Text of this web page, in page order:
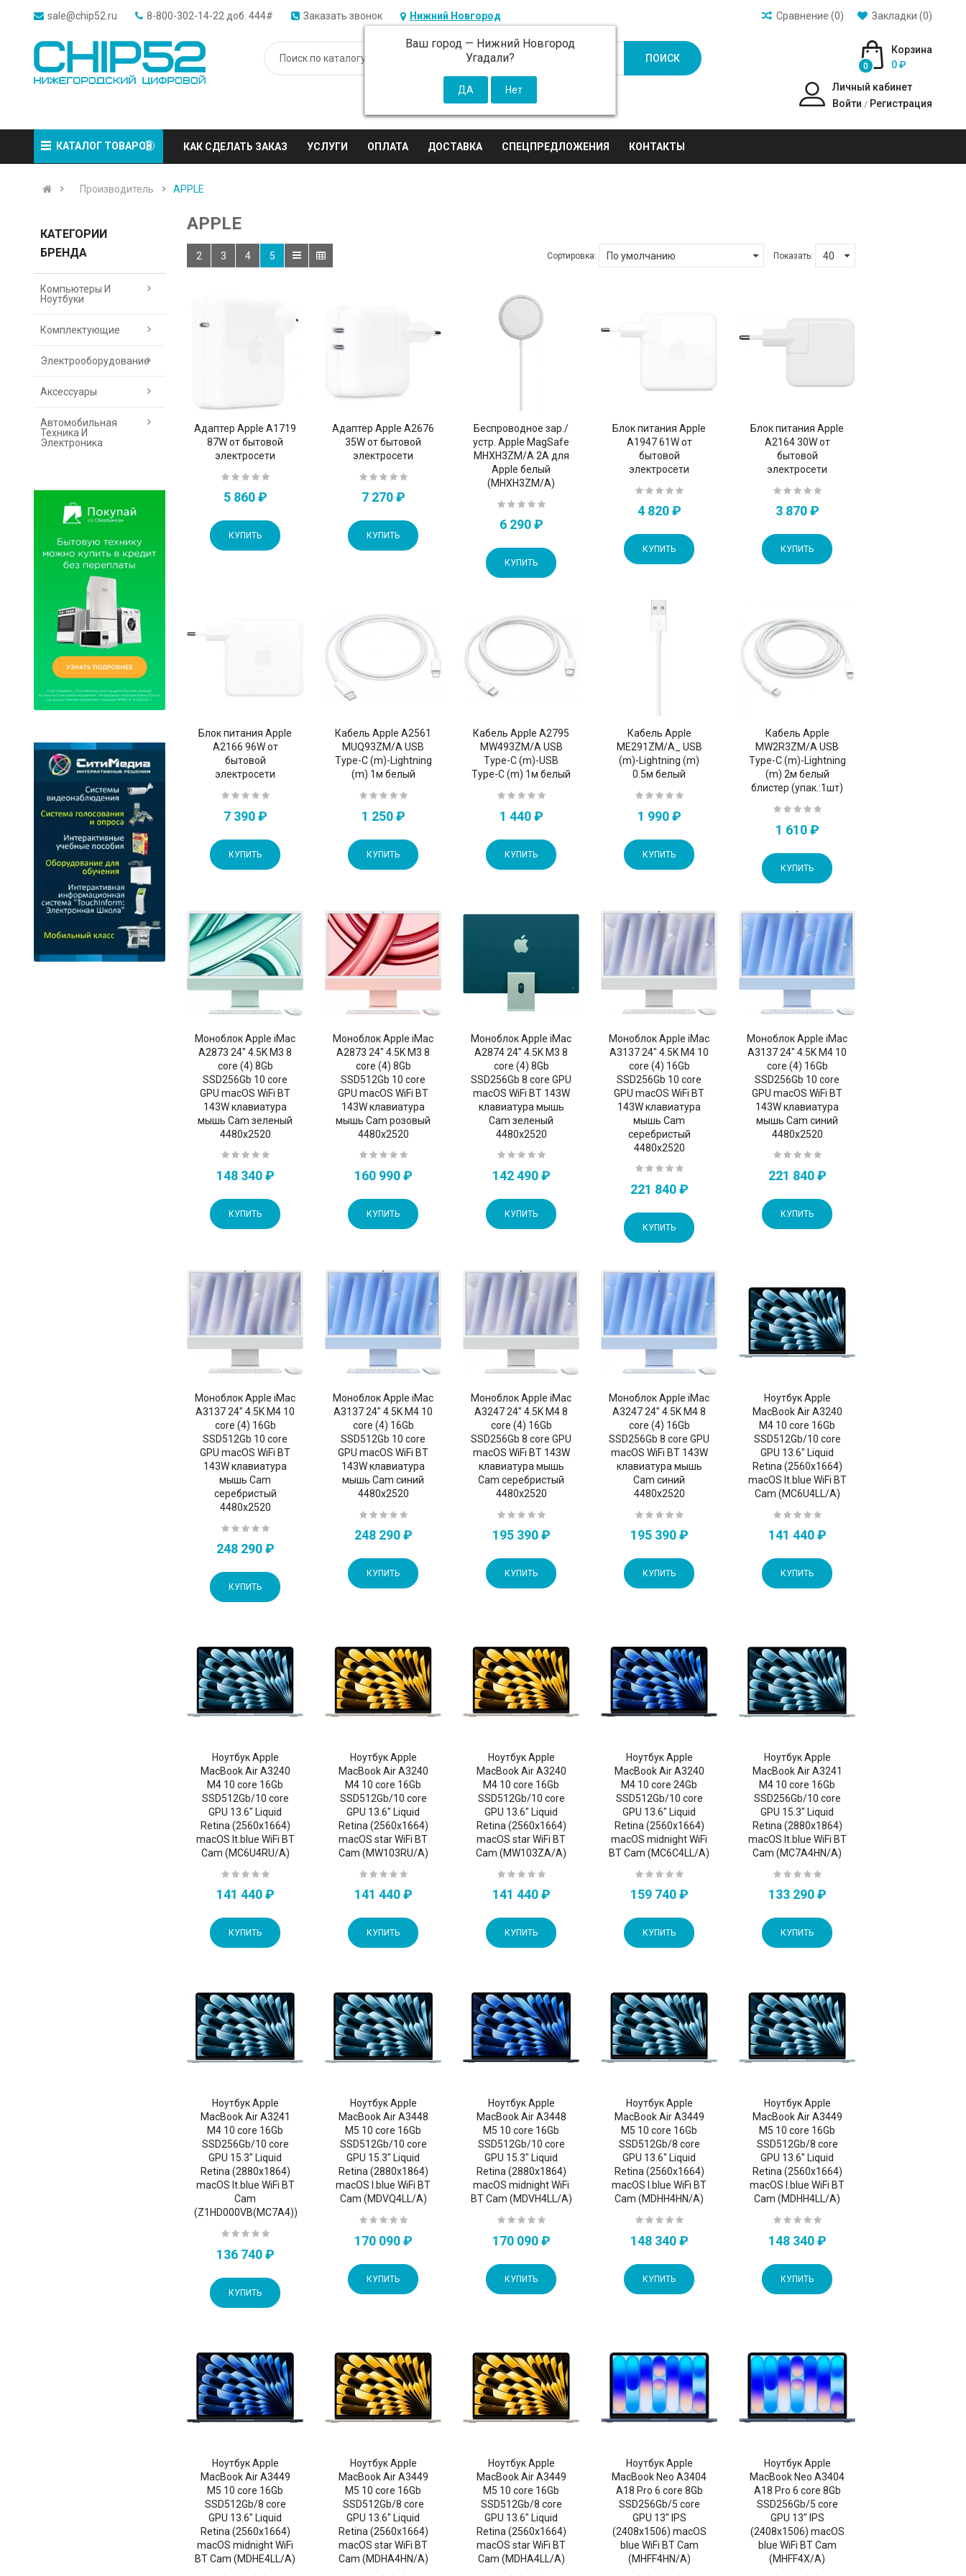
sale@chip52.ru 8-800-302-14-22 доб. 444# Заказать звонок Нижний Новгород
Ваш город — Нижний Новгород
Угадали?
Закладки (0)
Сравнение (0)
ПОИСК
Корзина
0
0 ₽
Личный кабинет
Войти / Регистрация
КАТАЛОГ ТОВАРОВ КАК СДЕЛАТЬ ЗАКАЗ УСЛУГИ ОПЛАТА ДОСТАВКА СПЕЦПРЕДЛОЖЕНИЯ КОНТАКТЫ
Производитель APPLE
КАТЕГОРИИ
БРЕНДА
Компьютеры И
Ноутбуки
Комплектующие
Электрооборудование
Аксессуары
Автомобильная
Техника И
Электроника
APPLE
2 3 4 5 Сортировка: Показать:
Адаптер Apple А1719
87W от бытовой
электросети
5 860 ₽
КУПИТЬ
Адаптер Apple А2676
35W от бытовой
электросети
7 270 ₽
КУПИТЬ
Беспроводное зар./
устр. Apple MagSafe
MHXH3ZM/A 2A для
Apple белый
(MHXH3ZM/A)
6 290 ₽
КУПИТЬ
Блок питания Apple
A1947 61W от
бытовой
электросети
4 820 ₽
КУПИТЬ
Блок питания Apple
A2164 30W от
бытовой
электросети
3 870 ₽
КУПИТЬ
Блок питания Apple
A2166 96W от
бытовой
электросети
7 390 ₽
КУПИТЬ
Кабель Apple A2561
MUQ93ZM/A USB
Type-C (m)-Lightning
(m) 1м белый
1 250 ₽
КУПИТЬ
Кабель Apple A2795
MW493ZM/A USB
Type-C (m)-USB
Type-C (m) 1м белый
1 440 ₽
КУПИТЬ
Кабель Apple
ME291ZM/A_ USB
(m)-Lightning (m)
0.5м белый
1 990 ₽
КУПИТЬ
Кабель Apple
MW2R3ZM/A USB
Type-C (m)-Lightning
(m) 2м белый
блистер (упак.:1шт)
1 610 ₽
КУПИТЬ
Моноблок Apple iMac
A2873 24" 4.5K M3 8
core (4) 8Gb
SSD256Gb 10 core
GPU macOS WiFi BT
143W клавиатура
мышь Cam зеленый
4480x2520
148 340 ₽
КУПИТЬ
Моноблок Apple iMac
A2873 24" 4.5K M3 8
core (4) 8Gb
SSD512Gb 10 core
GPU macOS WiFi BT
143W клавиатура
мышь Cam розовый
4480x2520
160 990 ₽
КУПИТЬ
Моноблок Apple iMac
A2874 24" 4.5K M3 8
core (4) 8Gb
SSD256Gb 8 core GPU
macOS WiFi BT 143W
клавиатура мышь
Cam зеленый
4480x2520
142 490 ₽
КУПИТЬ
Моноблок Apple iMac
A3137 24" 4.5K M4 10
core (4) 16Gb
SSD256Gb 10 core
GPU macOS WiFi BT
143W клавиатура
мышь Cam
серебристый
4480x2520
221 840 ₽
КУПИТЬ
Моноблок Apple iMac
A3137 24" 4.5K M4 10
core (4) 16Gb
SSD256Gb 10 core
GPU macOS WiFi BT
143W клавиатура
мышь Cam синий
4480x2520
221 840 ₽
КУПИТЬ
Моноблок Apple iMac
A3137 24" 4.5K M4 10
core (4) 16Gb
SSD512Gb 10 core
GPU macOS WiFi BT
143W клавиатура
мышь Cam
серебристый
4480x2520
248 290 ₽
КУПИТЬ
Моноблок Apple iMac
A3137 24" 4.5K M4 10
core (4) 16Gb
SSD512Gb 10 core
GPU macOS WiFi BT
143W клавиатура
мышь Cam синий
4480x2520
248 290 ₽
КУПИТЬ
Моноблок Apple iMac
A3247 24" 4.5K M4 8
core (4) 16Gb
SSD256Gb 8 core GPU
macOS WiFi BT 143W
клавиатура мышь
Cam серебристый
4480x2520
195 390 ₽
КУПИТЬ
Моноблок Apple iMac
A3247 24" 4.5K M4 8
core (4) 16Gb
SSD256Gb 8 core GPU
macOS WiFi BT 143W
клавиатура мышь
Cam синий
4480x2520
195 390 ₽
КУПИТЬ
Ноутбук Apple
MacBook Air A3240
M4 10 core 16Gb
SSD512Gb/10 core
GPU 13.6" Liquid
Retina (2560x1664)
macOS lt.blue WiFi BT
Cam (MC6U4LL/A)
141 440 ₽
КУПИТЬ
Ноутбук Apple
MacBook Air A3240
M4 10 core 16Gb
SSD512Gb/10 core
GPU 13.6" Liquid
Retina (2560x1664)
macOS lt.blue WiFi BT
Cam (MC6U4RU/A)
141 440 ₽
КУПИТЬ
Ноутбук Apple
MacBook Air A3240
M4 10 core 16Gb
SSD512Gb/10 core
GPU 13.6" Liquid
Retina (2560x1664)
macOS star WiFi BT
Cam (MW103RU/A)
141 440 ₽
КУПИТЬ
Ноутбук Apple
MacBook Air A3240
M4 10 core 16Gb
SSD512Gb/10 core
GPU 13.6" Liquid
Retina (2560x1664)
macOS star WiFi BT
Cam (MW103ZA/A)
141 440 ₽
КУПИТЬ
Ноутбук Apple
MacBook Air A3240
M4 10 core 24Gb
SSD512Gb/10 core
GPU 13.6" Liquid
Retina (2560x1664)
macOS midnight WiFi
BT Cam (MC6C4LL/A)
159 740 ₽
КУПИТЬ
Ноутбук Apple
MacBook Air A3241
M4 10 core 16Gb
SSD256Gb/10 core
GPU 15.3" Liquid
Retina (2880x1864)
macOS lt.blue WiFi BT
Cam (MC7A4HN/A)
133 290 ₽
КУПИТЬ
Ноутбук Apple
MacBook Air A3241
M4 10 core 16Gb
SSD256Gb/10 core
GPU 15.3" Liquid
Retina (2880x1864)
macOS lt.blue WiFi BT
Cam
(Z1HD000VB(MC7A4))
136 740 ₽
КУПИТЬ
Ноутбук Apple
MacBook Air A3448
M5 10 core 16Gb
SSD512Gb/10 core
GPU 15.3" Liquid
Retina (2880x1864)
macOS l.blue WiFi BT
Cam (MDVQ4LL/A)
170 090 ₽
КУПИТЬ
Ноутбук Apple
MacBook Air A3448
M5 10 core 16Gb
SSD512Gb/10 core
GPU 15.3" Liquid
Retina (2880x1864)
macOS midnight WiFi
BT Cam (MDVH4LL/A)
170 090 ₽
КУПИТЬ
Ноутбук Apple
MacBook Air A3449
M5 10 core 16Gb
SSD512Gb/8 core
GPU 13.6" Liquid
Retina (2560x1664)
macOS l.blue WiFi BT
Cam (MDHH4HN/A)
148 340 ₽
КУПИТЬ
Ноутбук Apple
MacBook Air A3449
M5 10 core 16Gb
SSD512Gb/8 core
GPU 13.6" Liquid
Retina (2560x1664)
macOS l.blue WiFi BT
Cam (MDHH4LL/A)
148 340 ₽
КУПИТЬ
Ноутбук Apple
MacBook Air A3449
M5 10 core 16Gb
SSD512Gb/8 core
GPU 13.6" Liquid
Retina (2560x1664)
macOS midnight WiFi
BT Cam (MDHE4LL/A)
Ноутбук Apple
MacBook Air A3449
M5 10 core 16Gb
SSD512Gb/8 core
GPU 13.6" Liquid
Retina (2560x1664)
macOS star WiFi BT
Cam (MDHA4HN/A)
Ноутбук Apple
MacBook Air A3449
M5 10 core 16Gb
SSD512Gb/8 core
GPU 13.6" Liquid
Retina (2560x1664)
macOS star WiFi BT
Cam (MDHA4LL/A)
Ноутбук Apple
MacBook Neo A3404
A18 Pro 6 core 8Gb
SSD256Gb/5 core
GPU 13" IPS
(2408x1506) macOS
blue WiFi BT Cam
(MHFF4HN/A)
Ноутбук Apple
MacBook Neo A3404
A18 Pro 6 core 8Gb
SSD256Gb/5 core
GPU 13" IPS
(2408x1506) macOS
blue WiFi BT Cam
(MHFF4X/A)